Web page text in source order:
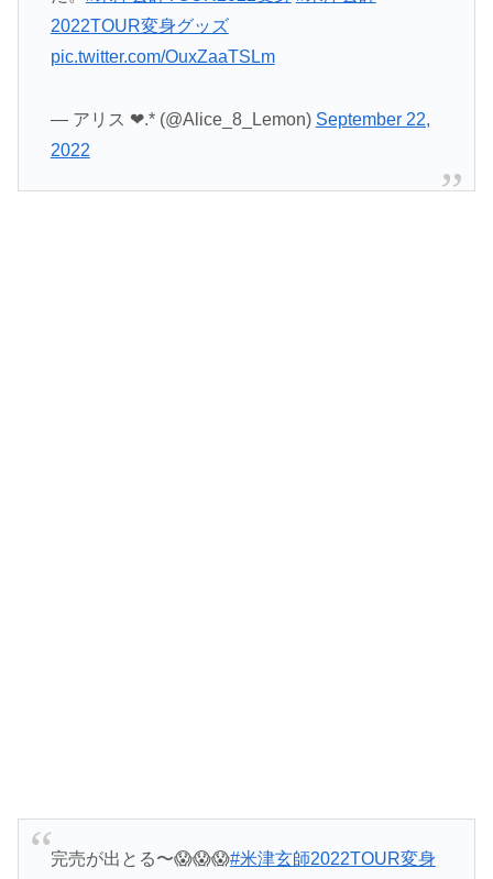
2022TOUR変身グッズ
pic.twitter.com/OuxZaaTSLm
— アリス ❤︎.* (@Alice_8_Lemon) September 22,
2022
完売が出とる〜😱😱😱#米津玄師2022TOUR変身